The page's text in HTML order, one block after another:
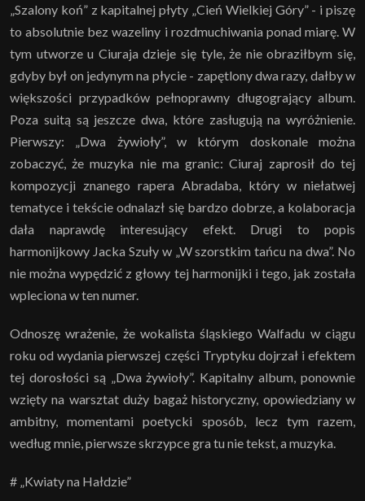
„Szalony koń” z kapitalnej płyty „Cień Wielkiej Góry” - i piszę
to absolutnie bez wazeliny i rozdmuchiwania ponad miarę. W
tym utworze u Ciuraja dzieje się tyle, że nie obraziłbym się,
gdyby był on jedynym na płycie - zapętlony dwa razy, dałby w
większości przypadków pełnoprawny długogrający album.
Poza suitą są jeszcze dwa, które zasługują na wyróżnienie.
Pierwszy: „Dwa żywioły”, w którym doskonale można
zobaczyć, że muzyka nie ma granic: Ciuraj zaprosił do tej
kompozycji znanego rapera Abradaba, który w niełatwej
tematyce i tekście odnalazł się bardzo dobrze, a kolaboracja
dała naprawdę interesujący efekt. Drugi to popis
harmonijkowy Jacka Szuły w „W szorstkim tańcu na dwa”. No
nie można wypędzić z głowy tej harmonijki i tego, jak została
wpleciona w ten numer.
Odnoszę wrażenie, że wokalista śląskiego Walfadu w ciągu
roku od wydania pierwszej części Tryptyku dojrzał i efektem
tej dorosłości są „Dwa żywioły”. Kapitalny album, ponownie
wzięty na warsztat duży bagaż historyczny, opowiedziany w
ambitny, momentami poetycki sposób, lecz tym razem,
według mnie, pierwsze skrzypce gra tu nie tekst, a muzyka.
# „Kwiaty na Hałdzie”